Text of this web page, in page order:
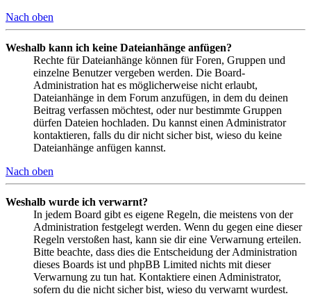
Nach oben
Weshalb kann ich keine Dateianhänge anfügen?
Rechte für Dateianhänge können für Foren, Gruppen und
einzelne Benutzer vergeben werden. Die Board-
Administration hat es möglicherweise nicht erlaubt,
Dateianhänge in dem Forum anzufügen, in dem du deinen
Beitrag verfassen möchtest, oder nur bestimmte Gruppen
dürfen Dateien hochladen. Du kannst einen Administrator
kontaktieren, falls du dir nicht sicher bist, wieso du keine
Dateianhänge anfügen kannst.
Nach oben
Weshalb wurde ich verwarnt?
In jedem Board gibt es eigene Regeln, die meistens von der
Administration festgelegt werden. Wenn du gegen eine dieser
Regeln verstoßen hast, kann sie dir eine Verwarnung erteilen.
Bitte beachte, dass dies die Entscheidung der Administration
dieses Boards ist und phpBB Limited nichts mit dieser
Verwarnung zu tun hat. Kontaktiere einen Administrator,
sofern du die nicht sicher bist, wieso du verwarnt wurdest.